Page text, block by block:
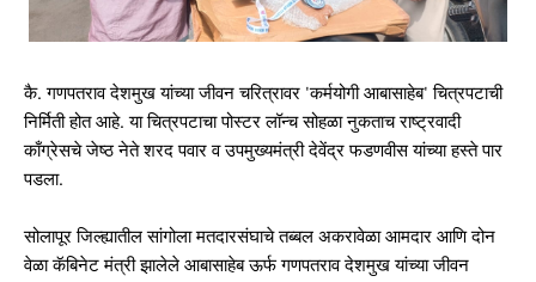
कै. गणपतराव देशमुख यांच्या जीवन चरित्रावर 'कर्मयोगी आबासाहेब' चित्रपटाची
निर्मिती होत आहे. या चित्रपटाचा पोस्टर लॉन्च सोहळा नुकताच राष्ट्रवादी
काँग्रेसचे जेष्ठ नेते शरद पवार व उपमुख्यमंत्री देवेंद्र फडणवीस यांच्या हस्ते पार
पडला.
सोलापूर जिल्ह्यातील सांगोला मतदारसंघाचे तब्बल अकरावेळा आमदार आणि दोन
वेळा कॅबिनेट मंत्री झालेले आबासाहेब ऊर्फ गणपतराव देशमुख यांच्या जीवन